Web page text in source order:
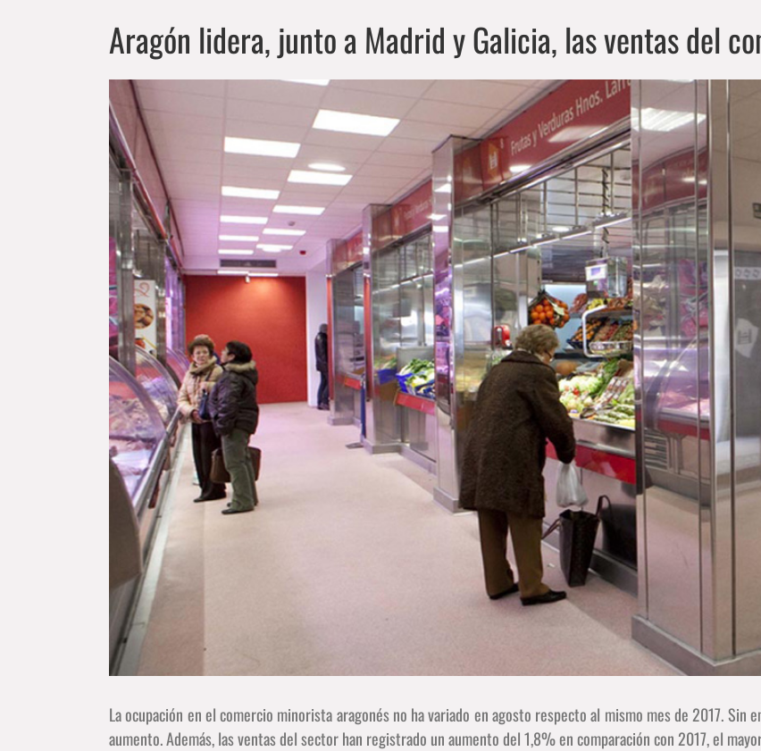
Aragón lidera, junto a Madrid y Galicia, las ventas del
imagen
más
grande
La ocupación en el comercio minorista aragonés no ha variado en agosto respecto al mismo mes de 2017. Sin
aumento. Además, las ventas del sector han registrado un aumento del 1,8% en comparación con 2017, el